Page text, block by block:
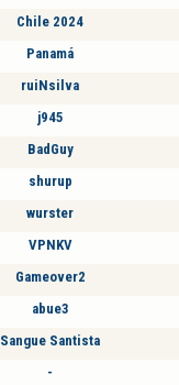
Chile 2024
Panamá
ruiNsilva
j945
BadGuy
shurup
wurster
VPNKV
Gameover2
abue3
Sangue Santista
-